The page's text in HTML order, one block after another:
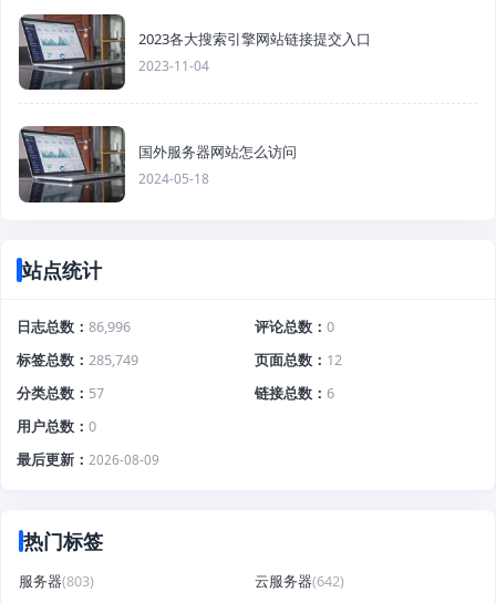
2023各大搜索引擎网站链接提交入口
2023-11-04
国外服务器网站怎么访问
2024-05-18
站点统计
日志总数 86,996 评论总数
0
标签总数
285,749 页面总数
12
分类总数
57 链接总数
6
用户总数
0
最后更新
2026-08-09
热门标签
服务器(803) 云服务器(642)